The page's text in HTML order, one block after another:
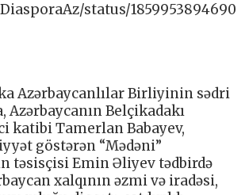
status/1859953894690
Azərbaycanlılar Birliyinin sədri
Azərbaycanın Belçikadakı
katibi Tamerlan Babayev,
göstərən “Mədəni”
təsisçisi Emin Əliyev tədbirdə
xalqının əzmi və iradəsi,